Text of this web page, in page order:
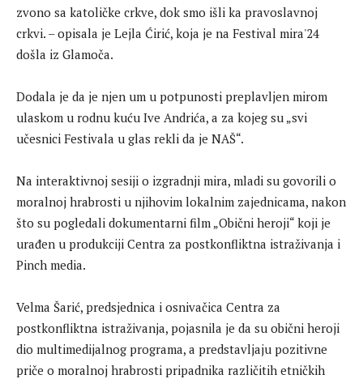
zvono sa katoličke crkve, dok smo išli ka pravoslavnoj
crkvi. – opisala je Lejla Ćirić, koja je na Festival mira'24
došla iz Glamoča.
Dodala je da je njen um u potpunosti preplavljen mirom
ulaskom u rodnu kuću Ive Andrića, a za kojeg su „svi
učesnici Festivala u glas rekli da je NAŠ“.
Na interaktivnoj sesiji o izgradnji mira, mladi su govorili o
moralnoj hrabrosti u njihovim lokalnim zajednicama, nakon
što su pogledali dokumentarni film „Obični heroji“ koji je
urađen u produkciji Centra za postkonfliktna istraživanja i
Pinch media.
Velma Šarić, predsjednica i osnivačica Centra za
postkonfliktna istraživanja, pojasnila je da su obični heroji
dio multimedijalnog programa, a predstavljaju pozitivne
priče o moralnoj hrabrosti pripadnika različitih etničkih